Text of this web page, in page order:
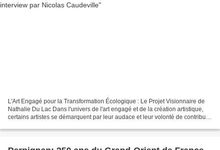
L'Art Engagé pour la Transformation Écologique : Le Projet Visionnaire de
Nathalie Du Lac Dans l'univers de l'art engagé et de la création artistique,
certains artistes se démarquent par leur audace et leur volonté de contribuer